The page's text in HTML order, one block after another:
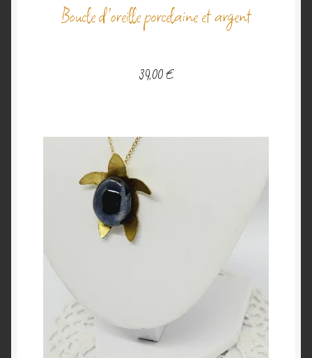
Boucle d’oreille porcelaine et argent
39,00€